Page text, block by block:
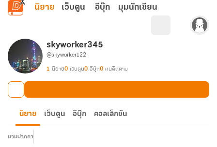
ข้ามไปยังเนื้อหาหลัก
นิยาย เว็บตูน อีบุ๊ก มุมนักเขียน
skyworker345
@skyworker122
1 นิยาย0 เว็บตูน0 อีบุ๊ก0 คนติดตาม
นิยาย เว็บตูน อีบุ๊ก คอลเล็กชัน
นามปากกา